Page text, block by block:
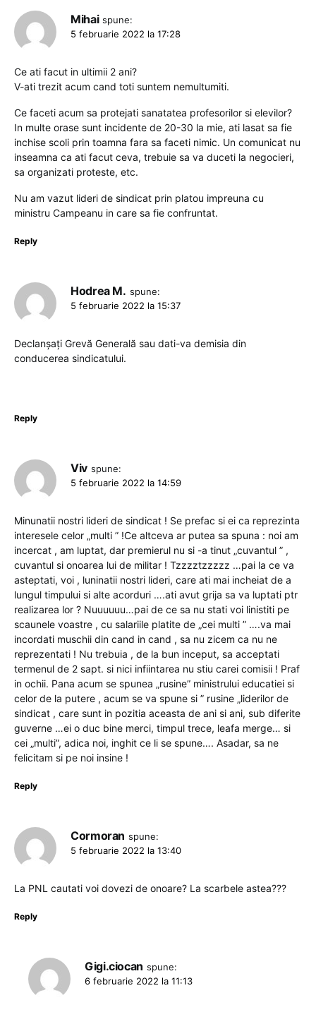
Mihai spune:
5 februarie 2022 la 17:28
Ce ati facut in ultimii 2 ani?
V-ati trezit acum cand toti suntem nemultumiti.
Ce faceti acum sa protejati sanatatea profesorilor si elevilor?
In multe orase sunt incidente de 20-30 la mie, ati lasat sa fie
inchise scoli prin toamna fara sa faceti nimic. Un comunicat nu
inseamna ca ati facut ceva, trebuie sa va duceti la negocieri,
sa organizati proteste, etc.
Nu am vazut lideri de sindicat prin platou impreuna cu
ministru Campeanu in care sa fie confruntat.
Reply
Hodrea M. spune:
5 februarie 2022 la 15:37
Declanșați Grevă Generală sau dati-va demisia din
conducerea sindicatului.
Reply
Viv spune:
5 februarie 2022 la 14:59
Minunatii nostri lideri de sindicat ! Se prefac si ei ca reprezinta
interesele celor „multi ” !Ce altceva ar putea sa spuna : noi am
incercat , am luptat, dar premierul nu si -a tinut „cuvantul ” ,
cuvantul si onoarea lui de militar ! Tzzzztzzzzz …pai la ce va
asteptati, voi , luninatii nostri lideri, care ati mai incheiat de a
lungul timpului si alte acorduri ….ati avut grija sa va luptati ptr
realizarea lor ? Nuuuuuu…pai de ce sa nu stati voi linistiti pe
scaunele voastre , cu salariile platite de „cei multi ” ….va mai
incordati muschii din cand in cand , sa nu zicem ca nu ne
reprezentati ! Nu trebuia , de la bun inceput, sa acceptati
termenul de 2 sapt. si nici infiintarea nu stiu carei comisii ! Praf
in ochii. Pana acum se spunea „rusine” ministrului educatiei si
celor de la putere , acum se va spune si ” rusine „liderilor de
sindicat , care sunt in pozitia aceasta de ani si ani, sub diferite
guverne …ei o duc bine merci, timpul trece, leafa merge… si
cei „multi”, adica noi, inghit ce li se spune…. Asadar, sa ne
felicitam si pe noi insine !
Reply
Cormoran spune:
5 februarie 2022 la 13:40
La PNL cautati voi dovezi de onoare? La scarbele astea???
Reply
Gigi.ciocan spune:
6 februarie 2022 la 11:13